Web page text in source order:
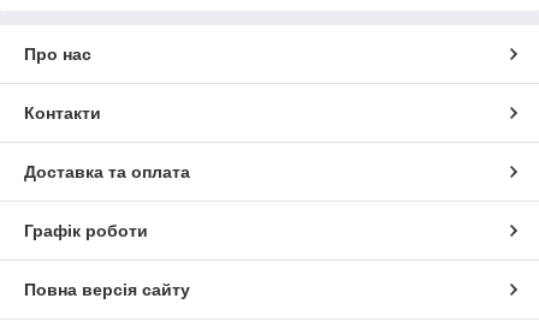
Про нас
Контакти
Доставка та оплата
Графік роботи
Повна версія сайту